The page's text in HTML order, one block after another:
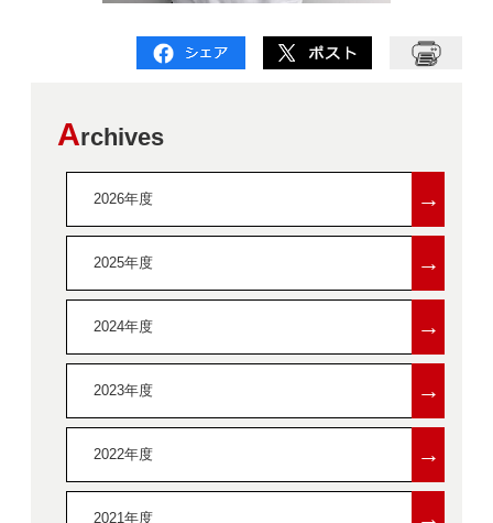
Archives
2026年度 →
2025年度 →
2024年度 →
2023年度 →
2022年度 →
2021年度